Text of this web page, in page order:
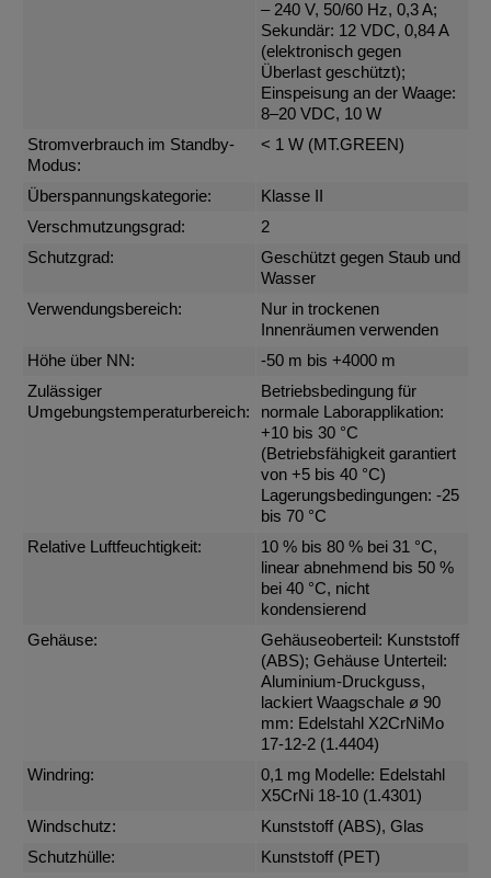
– 240 V, 50/60 Hz, 0,3 A;
Sekundär: 12 VDC, 0,84 A
(elektronisch gegen
Überlast geschützt);
Einspeisung an der Waage:
8–20 VDC, 10 W
Stromverbrauch im Standby-
Modus:
< 1 W (MT.GREEN)
Überspannungskategorie:
Klasse II
Verschmutzungsgrad:
2
Schutzgrad:
Geschützt gegen Staub und
Wasser
Verwendungsbereich:
Nur in trockenen
Innenräumen verwenden
Höhe über NN:
-50 m bis +4000 m
Zulässiger
Umgebungstemperaturbereich:
Betriebsbedingung für
normale Laborapplikation:
+10 bis 30 °C
(Betriebsfähigkeit garantiert
von +5 bis 40 °C)
Lagerungsbedingungen: -25
bis 70 °C
Relative Luftfeuchtigkeit:
10 % bis 80 % bei 31 °C,
linear abnehmend bis 50 %
bei 40 °C, nicht
kondensierend
Gehäuse:
Gehäuseoberteil: Kunststoff
(ABS); Gehäuse Unterteil:
Aluminium-Druckguss,
lackiert Waagschale ø 90
mm: Edelstahl X2CrNiMo
17-12-2 (1.4404)
Windring:
0,1 mg Modelle: Edelstahl
X5CrNi 18-10 (1.4301)
Windschutz:
Kunststoff (ABS), Glas
Schutzhülle:
Kunststoff (PET)